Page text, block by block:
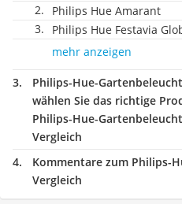
Philips Hue Amarant
Philips Hue Festavia
mehr anzeigen
Philips-Hue-
wählen Sie das richtige
Philips-Hue-
Vergleich
Kommentare zum Philips-
Vergleich